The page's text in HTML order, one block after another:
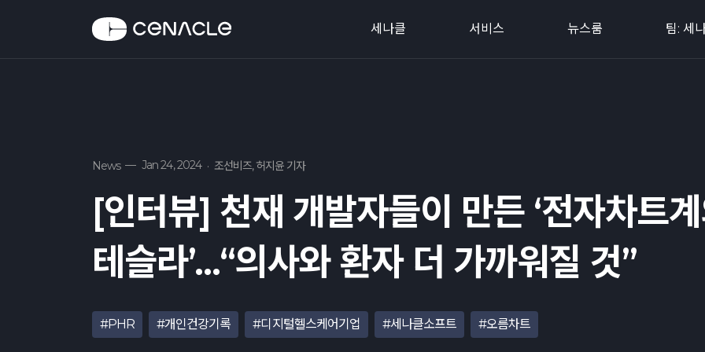
세나클 서비스 뉴스룸 팀: 세
News — Jan 24, 2024 · 조선비즈, 허지윤 기자
[인터뷰] 천재 개발자들이 만든 ‘전자차트계
테슬라’…“의사와 환자 더 가까워질 것”
#PHR #개인건강기록 #디지털헬스케어기업 #세나클소프트 #오름차트